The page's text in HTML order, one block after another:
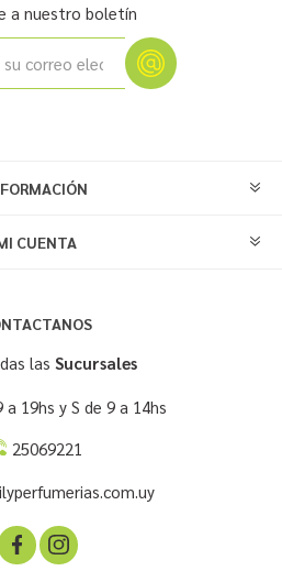
a nuestro boletín
CUENTA
las Sucursales
a 19hs y S de 9 a 14hs
25069221